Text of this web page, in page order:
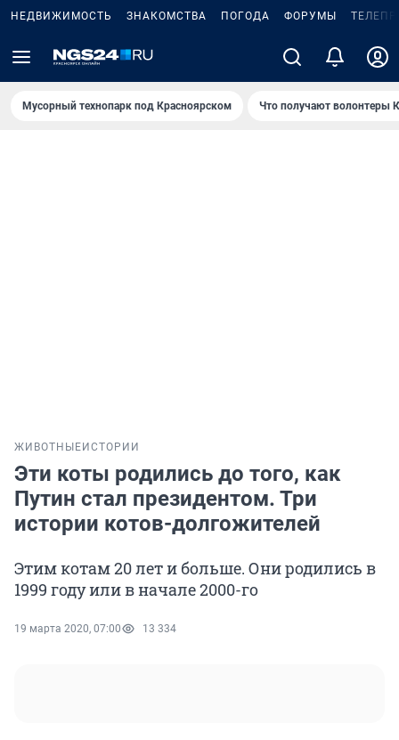
НЕДВИЖИМОСТЬ ЗНАКОМСТВА ПОГОДА ФОРУМЫ
Мусорный технопарк под Крaсноярском Что получают волонтеры
ЖИВОТНЫЕ ИСТОРИИ
Эти коты родились до того, как
Путин стал президентом. Три
истории котов-долгожителей
Этим котам 20 лет и больше. Они родились в
1999 году или в начале 2000-го
19 марта 2020, 07:00 13 334